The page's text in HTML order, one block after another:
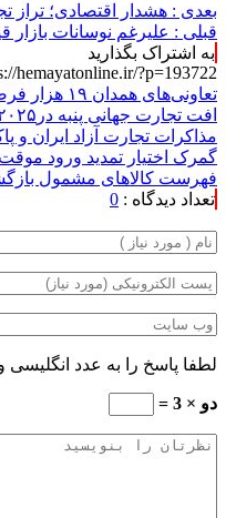
بعدی : هشدار اقتصادی؛ تراز تجاری منفی
قبلی : علیرغم نوسانات
به اشتراک بگذارید
hemayatonline.ir/?p=193722
تعاونی‌های همدان ۱۹ هزار فرصت شغلی ایجاد کرده‌اند
افت تجارت جهانی پنبه در۲۰۲۵| آسیا; بازیگر اصلی بازار، ایران در انتظار احیای جایگاه صادراتی
مذاکرات تجارت آزاد ایران
گمرک اختیار تمدید ورود موقت
فهرست کالاهای مشمول
تعداد دیدگاه : 0
لطفا پاسخ را به عدد انگلیسی
دو × 3 =